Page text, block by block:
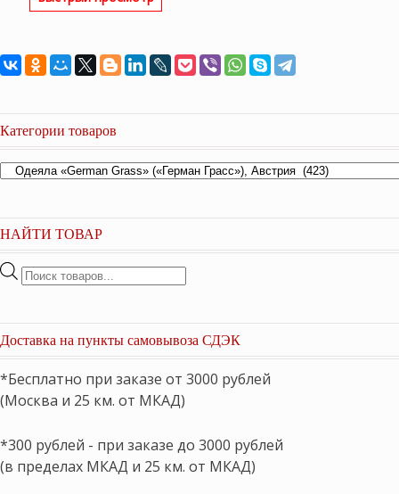
Категории товаров
НАЙТИ ТОВАР
Поиск
Доставка на пункты самовывоза СДЭК
*Бесплатно при заказе от 3000 рублей
(Москва и 25 км. от МКАД)
*300 рублей - при заказе до 3000 рублей
(в пределах МКАД и 25 км. от МКАД)